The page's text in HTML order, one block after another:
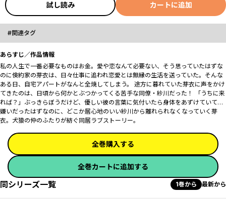
試し読み カートに追加
関連タグ
あらすじ／作品情報
私の人生で一番必要なものはお金。愛や恋なんて必要ない、そう思っていたはずな
のに――倹約家の芽衣は、日々仕事に追われ恋愛とは無縁の生活を送っていた。そんな
ある日、自宅アパートがなんと全焼してしまう。 途方に暮れていた芽衣に声をかけ
てきたのは、日頃から何かとぶつかってくる苦手な同僚・紗川だった！ 「うちに来
れば？」ぶっきらぼうだけど、優しい彼の言葉に気付いたら身体をあずけていて…
嫌いだったはずなのに、どこか居心地のいい紗川から離れられなくなっていく芽
衣。犬猿の仲のふたりが紡ぐ同居ラブストーリー。
全巻購入する
全巻カートに追加する
同シリーズ一覧 1巻から 最新から